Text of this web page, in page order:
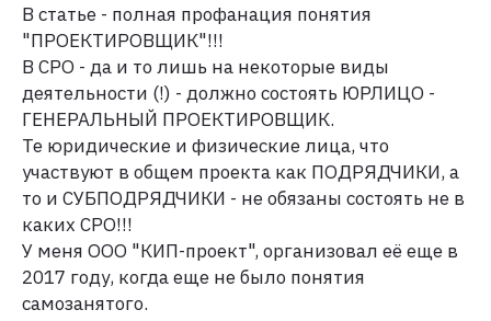
В статье - полная профанация понятия
"ПРОЕКТИРОВЩИК"!!!
В СРО - да и то лишь на некоторые виды
деятельности (!) - должно состоять ЮРЛИЦО -
ГЕНЕРАЛЬНЫЙ ПРОЕКТИРОВЩИК.
Те юридические и физические лица, что
участвуют в общем проекта как ПОДРЯДЧИКИ, а
то и СУБПОДРЯДЧИКИ - не обязаны состоять не в
каких СРО!!!
У меня ООО "КИП-проект", организовал её еще в
2017 году, когда еще не было понятия
самозанятого.